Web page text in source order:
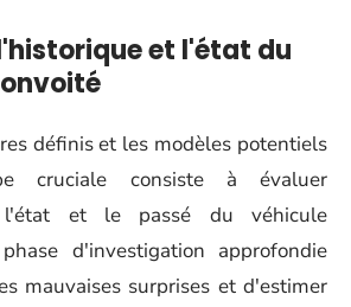
et l'état du
définis et les modèles potentiels
cruciale consiste à évaluer
l'état et le passé du véhicule
d'investigation approfondie
mauvaises surprises et d'estimer